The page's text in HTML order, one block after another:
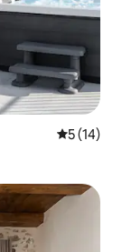
5 av 5 i
5 (14)